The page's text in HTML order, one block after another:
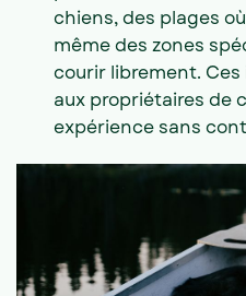
chiens, des plages
même des zones
courir librement.
aux propriétaires de
expérience sans